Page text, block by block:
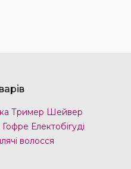
Тример Шейвер
Електобігуді
волосся